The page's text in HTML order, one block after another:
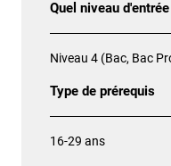
Quel niveau d'entrée
Niveau 4 (Bac, Bac
Type de prérequis
16-29 ans